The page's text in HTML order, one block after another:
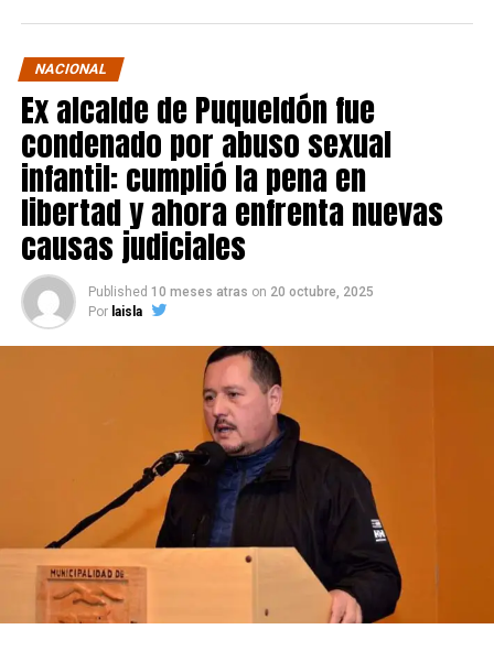
NACIONAL
Ex alcalde de Puqueldón fue
condenado por abuso sexual
infantil: cumplió la pena en
libertad y ahora enfrenta nuevas
causas judiciales
Published 10 meses atras on 20 octubre, 2025
Por laisla